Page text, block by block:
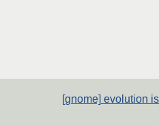
[gnome] evolution